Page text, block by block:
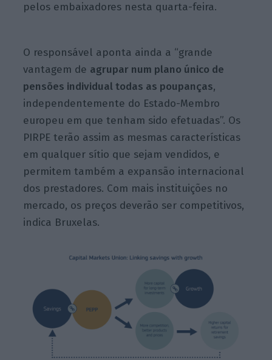
pelos embaixadores nesta quarta-feira.
O responsável aponta ainda a “grande
vantagem de agrupar num plano único de
pensões individual todas as poupanças,
independentemente do Estado-Membro
europeu em que tenham sido efetuadas”. Os
PIRPE terão assim as mesmas características
em qualquer sítio que sejam vendidos, e
permitem também a expansão internacional
dos prestadores. Com mais instituições no
mercado, os preços deverão ser competitivos,
indica Bruxelas.